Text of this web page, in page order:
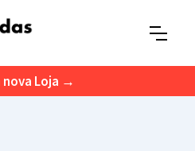
nova Loja →